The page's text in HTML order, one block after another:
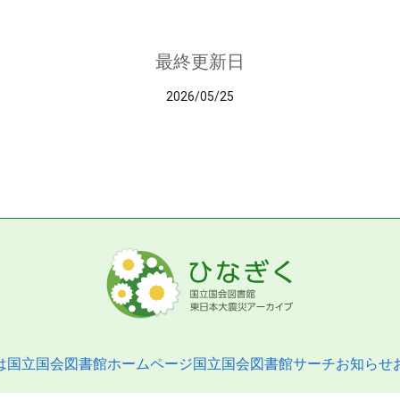
最終更新日
2026/05/25
国立国会図書館ホームページ国立国会図書館サーチお知らせ